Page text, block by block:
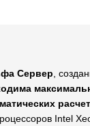
Сервер ,
Intel